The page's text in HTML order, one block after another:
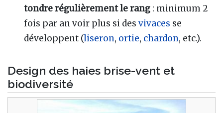
tondre régulièrement le rang : minimum 2
fois par an voir plus si desvivaces se
développent (liseron, ortie, chardon, etc.).
Design des haies brise-vent et
biodiversité